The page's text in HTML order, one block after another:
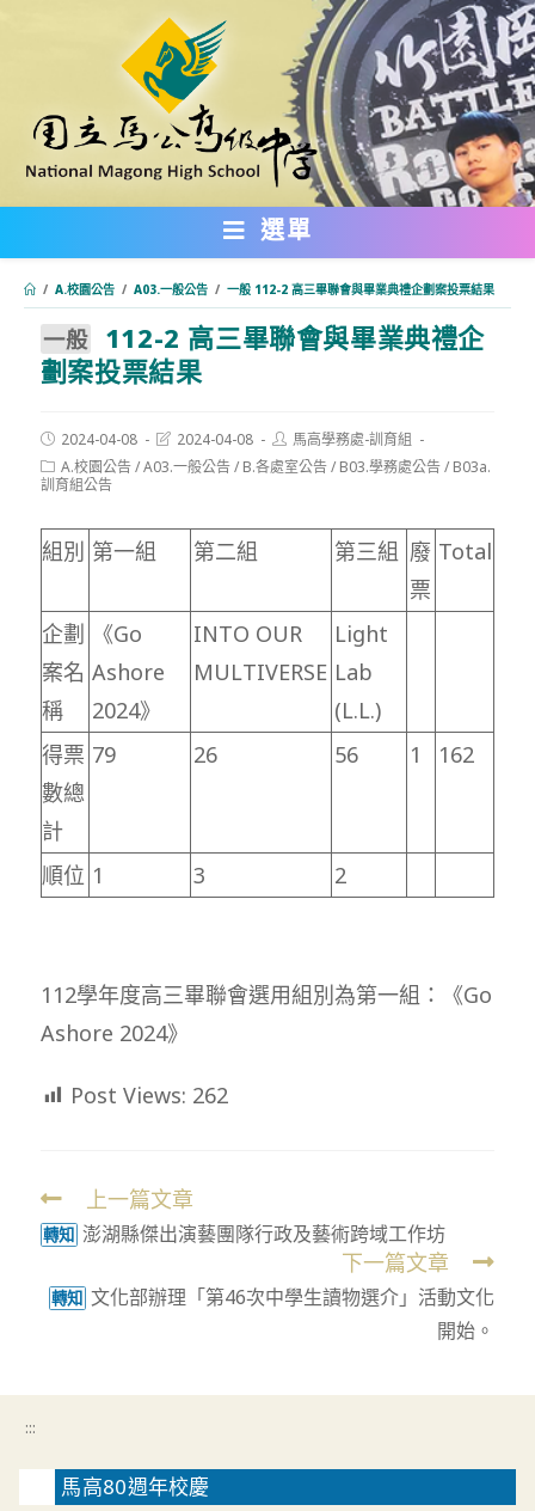
內
選單
/ A.校園公告 / A03.一般公告 / 一般 112-2 高三畢聯會與畢業典禮企劃案投票結果
一般
112-2 高三畢聯會與畢業典禮企
劃案投票結果
Post
published:
2024-04-08
Post
modified:
2024-04-08
Post
author:
馬高學務處-訓育組
Post
category:
A.校園公告/A03.一般公告/ B.各處室公告/ B03.學務處公告/ B03a.
訓育組公告
組別 第一組 第二組 第三組 廢
票
Total
企劃
案名
稱
《Go
Ashore
2024》
INTO OUR
MULTIVERSE
Light
Lab
(L.L.)
得票
數總
計
79 26 56 1 162
順位 1 3 2
112學年度高三畢聯會選用組別為第一組：《Go
Ashore 2024》
Post Views: 262
Read
more
上一篇文章
轉知 澎湖縣傑出演藝團隊行政及藝術跨域工作坊
下一篇文章
轉知 文化部辦理「第46次中學生讀物選介」活動文化
開始。
:::
馬高80週年校慶